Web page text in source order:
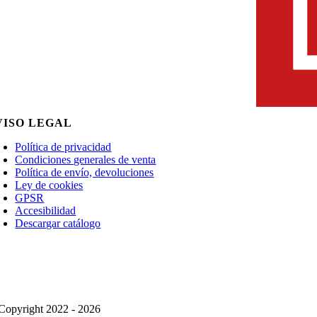
LEGAL
Política de privacidad
Condiciones generales de venta
Política de envío, devoluciones
Ley de cookies
GPSR
Accesibilidad
Descargar catálogo
2022 - 2026